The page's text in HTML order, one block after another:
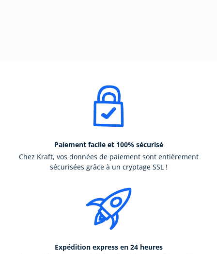
Paiement facile et 100% sécurisé
Chez Kraft, vos données de paiement sont entièrement
sécurisées grâce à un cryptage SSL !
Expédition express en 24 heures